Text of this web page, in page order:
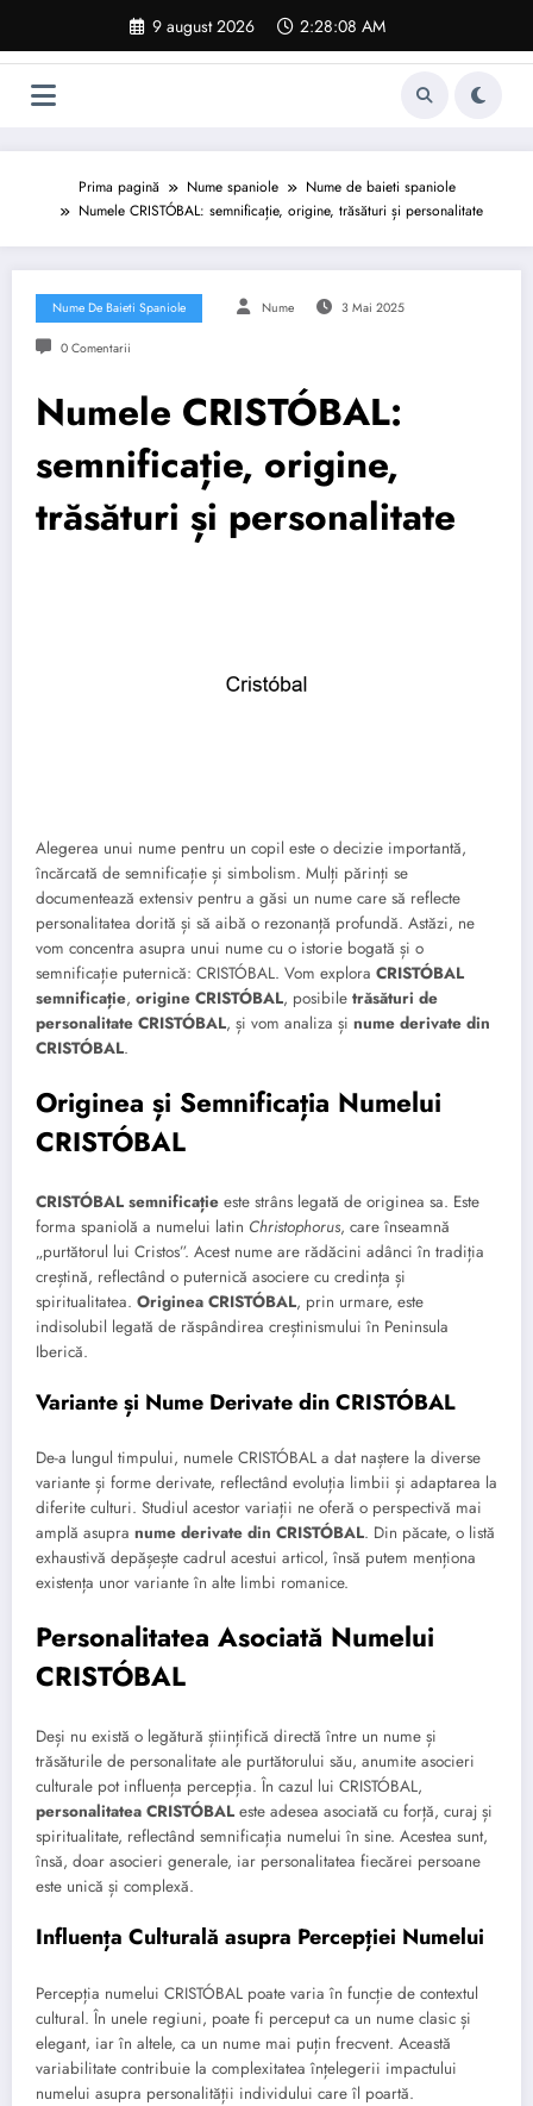
conținut
9 august 2026 2:28:09 AM
Prima pagină Nume spaniole
Nume de baieti spaniole
Numele CRISTÓBAL: semnificație, origine, trăsături și personalitate
Nume De Baieti Spaniole Nume 3 Mai 2025
0 Comentarii
Numele CRISTÓBAL:
semnificație, origine,
trăsături și personalitate
Alegerea unui nume pentru un copil este o decizie importantă,
încărcată de semnificație și simbolism. Mulți părinți se
documentează extensiv pentru a găsi un nume care să reflecte
personalitatea dorită și să aibă o rezonanță profundă. Astăzi, ne
vom concentra asupra unui nume cu o istorie bogată și o
semnificație puternică: CRISTÓBAL. Vom explora CRISTÓBAL
semnificație, origine CRISTÓBAL, posibile trăsături de
personalitate CRISTÓBAL, și vom analiza și nume derivate din
CRISTÓBAL.
Originea și Semnificația Numelui
CRISTÓBAL
CRISTÓBAL semnificație este strâns legată de originea sa. Este
forma spaniolă a numelui latin Christophorus, care înseamnă
„purtătorul lui Cristos”. Acest nume are rădăcini adânci în tradiția
creștină, reflectând o puternică asociere cu credința și
spiritualitatea. Originea CRISTÓBAL, prin urmare, este
indisolubil legată de răspândirea creștinismului în Peninsula
Iberică.
Variante și Nume Derivate din CRISTÓBAL
De-a lungul timpului, numele CRISTÓBAL a dat naștere la diverse
variante și forme derivate, reflectând evoluția limbii și adaptarea la
diferite culturi. Studiul acestor variații ne oferă o perspectivă mai
amplă asupra nume derivate din CRISTÓBAL. Din păcate, o listă
exhaustivă depășește cadrul acestui articol, însă putem menționa
existența unor variante în alte limbi romanice.
Personalitatea Asociată Numelui
CRISTÓBAL
Deși nu există o legătură științifică directă între un nume și
trăsăturile de personalitate ale purtătorului său, anumite asocieri
culturale pot influența percepția. În cazul lui CRISTÓBAL,
personalitatea CRISTÓBAL este adesea asociată cu forță, curaj și
spiritualitate, reflectând semnificația numelui în sine. Acestea sunt,
însă, doar asocieri generale, iar personalitatea fiecărei persoane
este unică și complexă.
Influența Culturală asupra Percepției Numelui
Percepția numelui CRISTÓBAL poate varia în funcție de contextul
cultural. În unele regiuni, poate fi perceput ca un nume clasic și
elegant, iar în altele, ca un nume mai puțin frecvent. Această
variabilitate contribuie la complexitatea înțelegerii impactului
numelui asupra personalității individului care îl poartă.